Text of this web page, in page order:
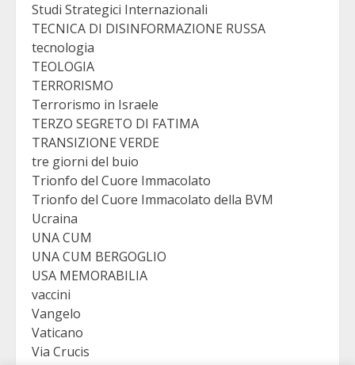
Studi Strategici Internazionali
TECNICA DI DISINFORMAZIONE RUSSA
tecnologia
TEOLOGIA
TERRORISMO
Terrorismo in Israele
TERZO SEGRETO DI FATIMA
TRANSIZIONE VERDE
tre giorni del buio
Trionfo del Cuore Immacolato
Trionfo del Cuore Immacolato della BVM
Ucraina
UNA CUM
UNA CUM BERGOGLIO
USA MEMORABILIA
vaccini
Vangelo
Vaticano
Via Crucis